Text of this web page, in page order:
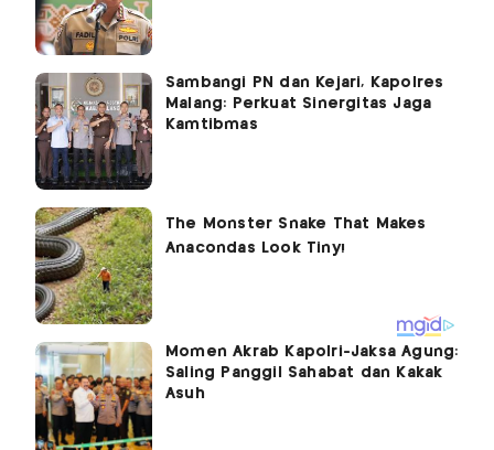
Sambangi PN dan Kejari, Kapolres
Malang: Perkuat Sinergitas Jaga
Kamtibmas
Momen Akrab Kapolri-Jaksa Agung:
Saling Panggil Sahabat dan Kakak
Asuh